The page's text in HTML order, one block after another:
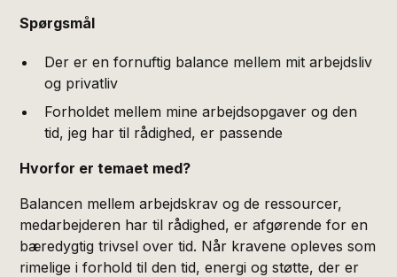
Spørgsmål
Der er en fornuftig balance mellem mit arbejdsliv
og privatliv
Forholdet mellem mine arbejdsopgaver og den
tid, jeg har til rådighed, er passende
Hvorfor er temaet med?
Balancen mellem arbejdskrav og de ressourcer,
medarbejderen har til rådighed, er afgørende for en
bæredygtig trivsel over tid. Når kravene opleves som
rimelige i forhold til den tid, energi og støtte, der er